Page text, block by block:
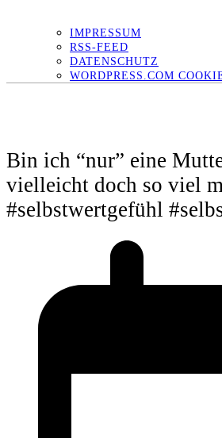
IMPRESSUM
RSS-FEED
DATENSCHUTZ
WORDPRESS.COM
Bin ich “nur” eine
vielleicht doch so viel
#selbstwertgefühl